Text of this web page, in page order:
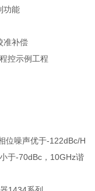
功能
准补偿
控示例工程
位噪声优于-122dBc/H
于-70dBc，10GHz谐